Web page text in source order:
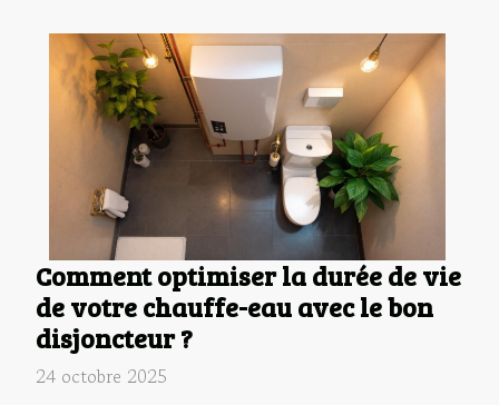
Comment optimiser la durée de vie
de votre chauffe-eau avec le bon
disjoncteur ?
24 octobre 2025